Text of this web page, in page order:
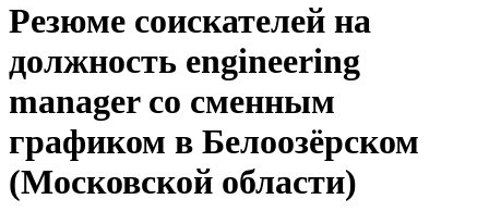
Резюме соискателей на
должность engineering
manager со сменным
графиком в Белоозёрском
(Московской области)